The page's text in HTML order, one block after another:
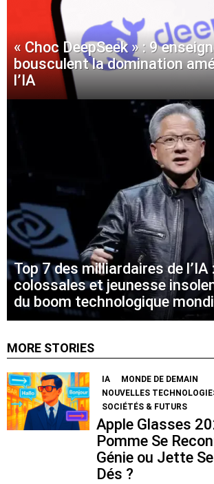
« Choc DeepSeek » : 9
bousculent la domination
l’IA
Top 7 des milliardaires de
colossales et jeunesse
du boom technologique
MORE STORIES
IA
MONDE DE DEMAIN
NOUVELLES
SOCIÉTÉS & FUTURS
Apple Glasses
Pomme Se
Génie ou Jette
Dés ?